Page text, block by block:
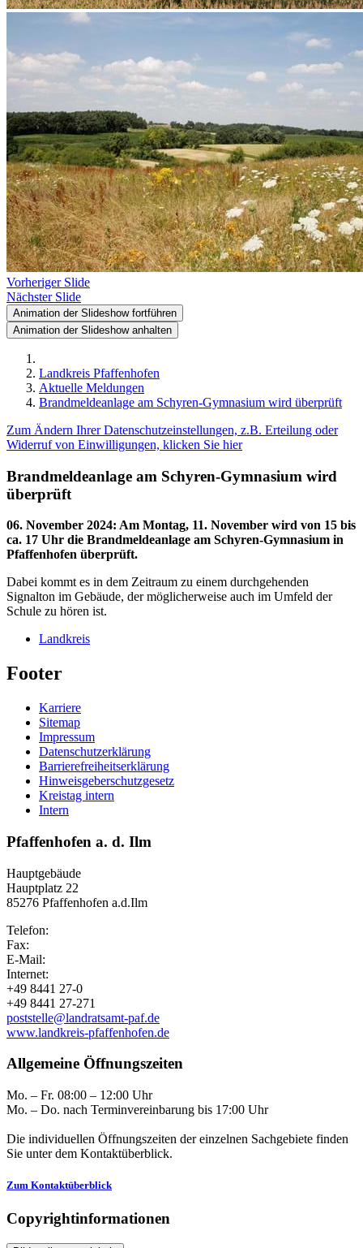
Vorheriger Slide
Nächster Slide
Animation der Slideshow fortführen
Animation der Slideshow anhalten
Landkreis Pfaffenhofen
Aktuelle Meldungen
Brandmeldeanlage am Schyren-Gymnasium wird überprüft
Zum Ändern Ihrer Datenschutzeinstellungen, z.B. Erteilung oder
Widerruf von Einwilligungen, klicken Sie hier
Brandmeldeanlage am Schyren-Gymnasium wird
überprüft
06. November 2024: Am Montag, 11. November wird von 15 bis
ca. 17 Uhr die Brandmeldeanlage am Schyren-Gymnasium in
Pfaffenhofen überprüft.
Dabei kommt es in dem Zeitraum zu einem durchgehenden
Signalton im Gebäude, der möglicherweise auch im Umfeld der
Schule zu hören ist.
Landkreis
Footer
Karriere
Sitemap
Impressum
Datenschutzerklärung
Barrierefreiheitserklärung
Hinweisgeberschutzgesetz
Kreistag intern
Intern
Pfaffenhofen a. d. Ilm
Hauptgebäude
Hauptplatz 22
85276 Pfaffenhofen a.d.Ilm
Telefon:
Fax:
E-Mail:
Internet:
+49 8441 27-0
+49 8441 27-271
poststelle@landratsamt-paf.de
www.landkreis-pfaffenhofen.de
Allgemeine Öffnungszeiten
Mo. – Fr. 08:00 – 12:00 Uhr
Mo. – Do. nach Terminvereinbarung bis 17:00 Uhr
Die individuellen Öffnungszeiten der einzelnen Sachgebiete finden
Sie unter dem Kontaktüberblick.
Zum Kontaktüberblick
Copyrightinformationen